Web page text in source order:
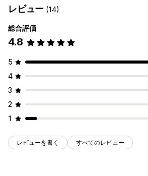
レビュー (14)
総合評価
4.8
5
4
3
2
1
レビューを書く すべてのレビュー